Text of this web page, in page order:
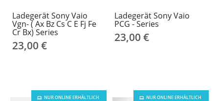
Ladegerät Sony Vaio
Vgn- ( Ax Bz Cs C E Fj Fe
Cr Bx) Series
23,00 €
Ladegerät Sony Vaio
PCG - Series
23,00 €
NUR ONLINE ERHÄLTLICH NUR ONLINE ERHÄLTLICH